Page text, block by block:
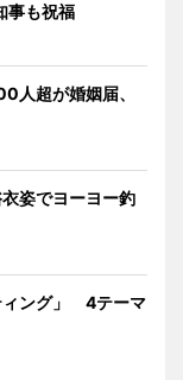
事も祝福
超が婚姻届、
姿でヨーヨー釣
ィング」 4テーマ